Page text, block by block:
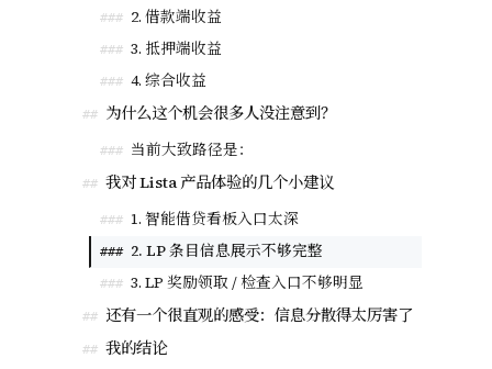
### 2. 借款端收益
### 3. 抵押端收益
### 4. 综合收益
## 为什么这个机会很多人没注意到？
### 当前大致路径是：
## 我对 Lista 产品体验的几个小建议
### 1. 智能借贷看板入口太深
### 2. LP 条目信息展示不够完整
### 3. LP 奖励领取 / 检查入口不够明显
## 还有一个很直观的感受：信息分散得太厉害了
## 我的结论